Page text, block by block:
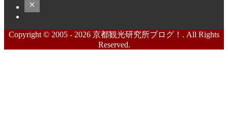
Copyright © 2005 - 2026 京都観光研究所ブログ！. All Rights
Reserved.